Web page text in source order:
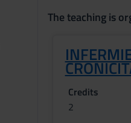
The teaching is
Credits
2